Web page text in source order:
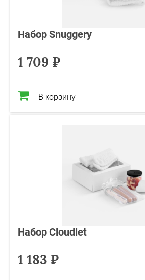
Набор Snuggery
1 709 ₽
В корзину
Набор Cloudlet
1 183 ₽